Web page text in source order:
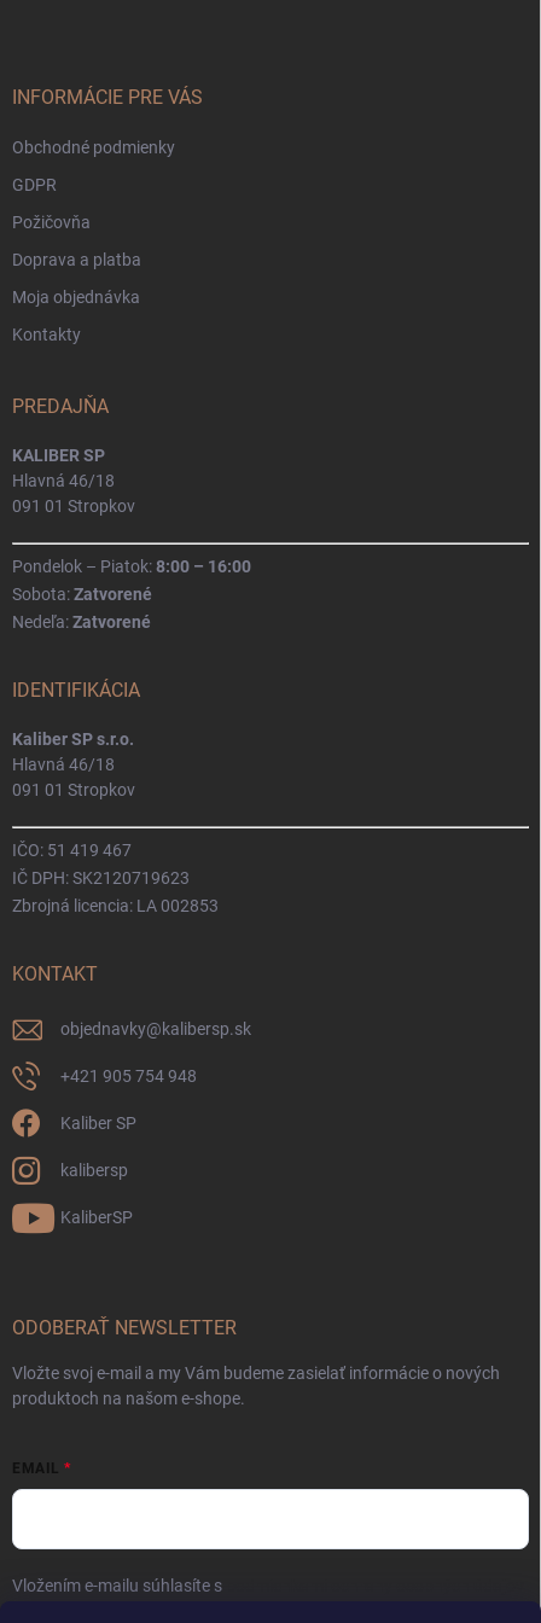
INFORMÁCIE PRE VÁS
Obchodné podmienky
GDPR
Požičovňa
Doprava a platba
Moja objednávka
Kontakty
PREDAJŇA
KALIBER SP
Hlavná 46/18
091 01 Stropkov
Pondelok – Piatok:8:00 – 16:00
Sobota:Zatvorené
Nedeľa:Zatvorené
IDENTIFIKÁCIA
Kaliber SP s.r.o.
Hlavná 46/18
091 01 Stropkov
IČO: 51 419 467
IČ DPH: SK2120719623
Zbrojná licencia: LA 002853
KONTAKT
objednavky@kalibersp.sk
+421 905 754 948
Kaliber SP
kalibersp
KaliberSP
ODOBERAŤ NEWSLETTER
Vložte svoj e-mail a my Vám budeme zasielať informácie o nových
produktoch na našom e-shope.
EMAIL
Vložením e-mailu súhlasíte s